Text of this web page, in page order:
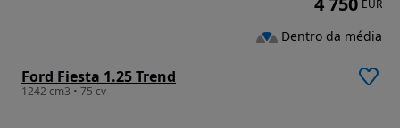
Ford Fiesta 1.25 Trend
1242 cm3 • 75 cv
EUR
Dentro da média